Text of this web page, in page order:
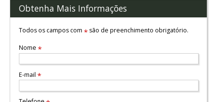
Obtenha Mais Informações
Todos os campos com *são de preenchimento obrigatório.
Nome *
E-mail *